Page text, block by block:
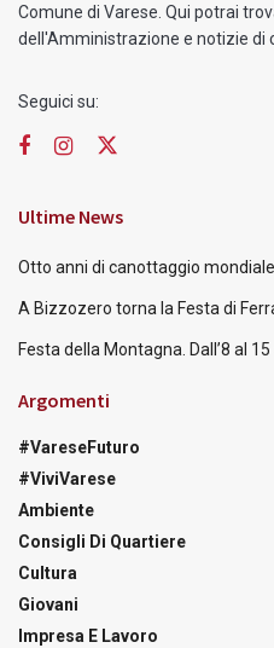
Comune di Varese. Qui potrai
dell'Amministrazione e notizie di
Seguici su:
Ultime News
Otto anni di canottaggio
A Bizzozero torna la Festa di
Festa della Montagna. Dall’8 al
Argomenti
#VareseFuturo
#ViviVarese
Ambiente
Consigli Di Quartiere
Cultura
Giovani
Impresa E Lavoro